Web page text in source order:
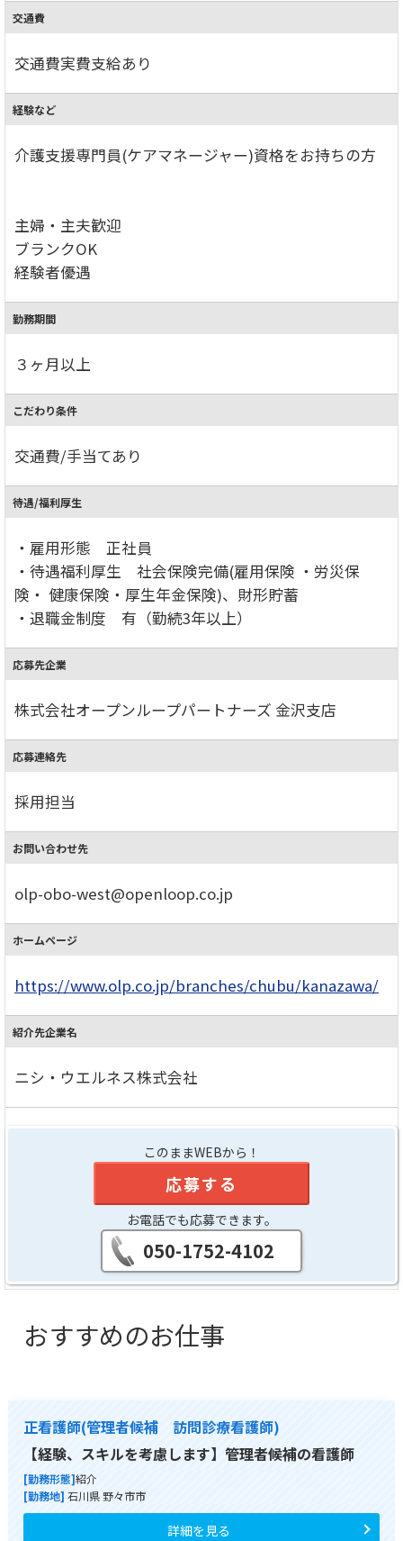
交通費
交通費実費支給あり
経験など
介護支援専門員(ケアマネージャー)資格をお持ちの方
主婦・主夫歓迎
ブランクOK
経験者優遇
勤務期間
３ヶ月以上
こだわり条件
交通費/手当てあり
待遇/福利厚生
・雇用形態 正社員
・待遇福利厚生 社会保険完備(雇用保険 ・労災保
険・ 健康保険・厚生年金保険)、財形貯蓄
・退職金制度 有（勤続3年以上）
応募先企業
株式会社オープンループパートナーズ 金沢支店
応募連絡先
採用担当
お問い合わせ先
olp-obo-west@openloop.co.jp
ホームページ
https://www.olp.co.jp/branches/chubu/kanazawa/
紹介先企業名
ニシ・ウエルネス株式会社
このままWEBから！
応募する
お電話でも応募できます。
050-1752-4102
おすすめのお仕事
正看護師(管理者候補 訪問診療看護師)
【経験、スキルを考慮します】管理者候補の看護師
[勤務形態]紹介
[勤務地] 石川県 野々市市
詳細を見る